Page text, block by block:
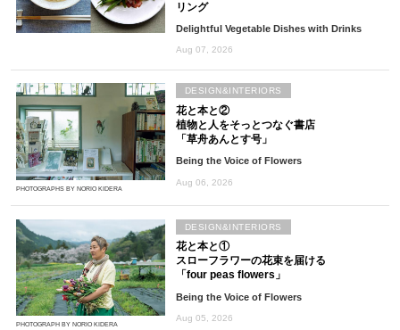
リング
Delightful Vegetable Dishes with Drinks
Aug 07, 2026
PHOTOGRAPHS BY NORIO KIDERA
花と本と②
植物と人をそっとつなぐ書店
「草舟あんとす号」
Being the Voice of Flowers
Aug 06, 2026
DESIGN&INTERIORS
PHOTOGRAPH BY NORIO KIDERA
花と本と①
スローフラワーの花束を届ける
「four peas flowers」
Being the Voice of Flowers
Aug 05, 2026
DESIGN&INTERIORS